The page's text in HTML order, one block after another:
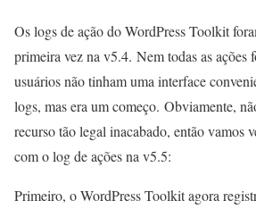
Os logs de ação do WordPress Toolkit
primeira vez na v5.4. Nem todas as ações
usuários não tinham uma interface
logs, mas era um começo. Obviamente,
recurso tão legal inacabado, então vamos
com o log de ações na v5.5:
Primeiro, o WordPress Toolkit agora